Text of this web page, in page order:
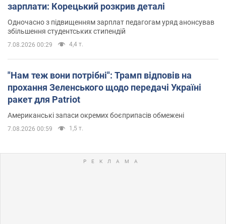
зарплати: Корецький розкрив деталі
Одночасно з підвищенням зарплат педагогам уряд анонсував
збільшення студентських стипендій
7.08.2026 00:29 4,4 т.
"Нам теж вони потрібні": Трамп відповів на
прохання Зеленського щодо передачі Україні
ракет для Patriot
Американські запаси окремих боєприпасів обмежені
7.08.2026 00:59 1,5 т.